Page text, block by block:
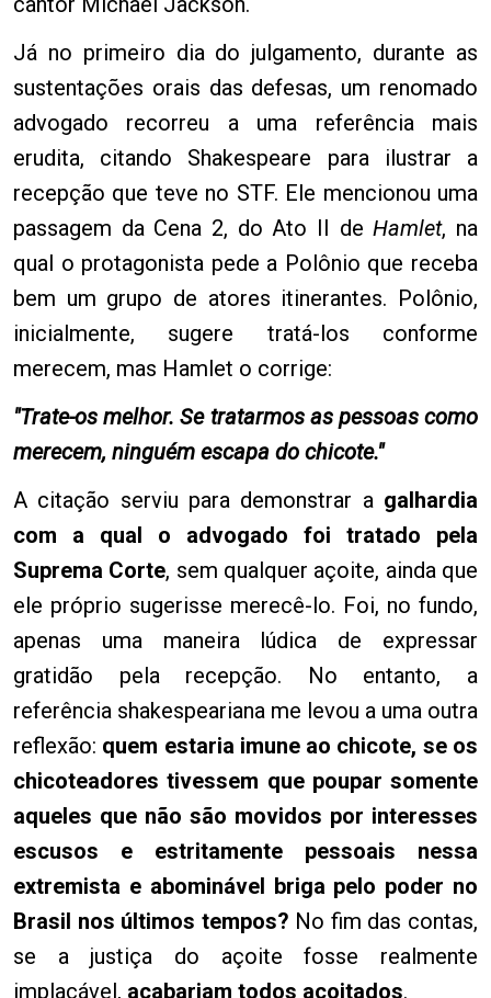
Já no primeiro dia do julgamento, durante as
sustentações orais das defesas, um renomado
advogado recorreu a uma referência mais
erudita, citando Shakespeare para ilustrar a
recepção que teve no STF. Ele mencionou uma
passagem da Cena 2, do Ato II deHamlet, na
qual o protagonista pede a Polônio que receba
bem um grupo de atores itinerantes. Polônio,
inicialmente, sugere tratá-los conforme
merecem, mas Hamlet o corrige:
"Trate-os melhor. Se tratarmos as pessoas como
merecem, ninguém escapa do chicote."
A citação serviu para demonstrar a galhardia
com a qual o advogado foi tratado pela
Suprema Corte, sem qualquer açoite, ainda que
ele próprio sugerisse merecê-lo. Foi, no fundo,
apenas uma maneira lúdica de expressar
gratidão pela recepção. No entanto, a
referência shakespeariana me levou a uma outra
reflexão: quem estaria imune ao chicote, se os
chicoteadores tivessem que poupar somente
aqueles que não são movidos por interesses
escusos e estritamente pessoais nessa
extremista e abominável briga pelo poder no
Brasil nos últimos tempos? No fim das contas,
se a justiça do açoite fosse realmente
implacável, acabariam todos açoitados.